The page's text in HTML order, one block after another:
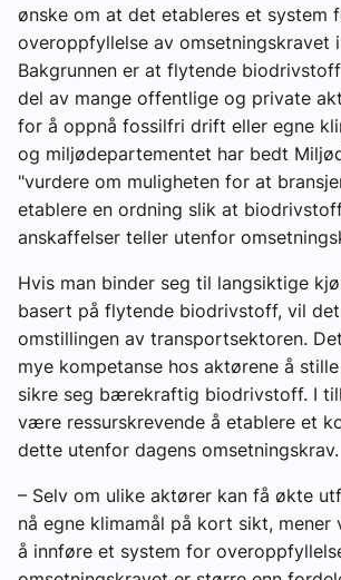
ønske om at det etableres et system
overoppfyllelse av omsetningskravet
Bakgrunnen er at flytende
del av mange offentlige og private
for å oppnå fossilfri drift eller egne
og miljødepartementet har bedt
"vurdere om muligheten for at
etablere en ordning slik at
anskaffelser teller utenfor
Hvis man binder seg til langsiktige
basert på flytende biodrivstoff, vil
omstillingen av transportsektoren.
mye kompetanse hos aktørene å
sikre seg bærekraftig biodrivstoff. I
være ressurskrevende å etablere et
dette utenfor dagens omsetningskrav.
– Selv om ulike aktører kan få økte
nå egne klimamål på kort sikt, mener
å innføre et system for